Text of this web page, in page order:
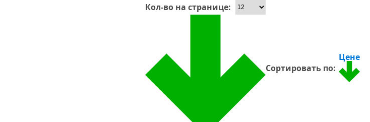
Кол-во на странице:
Сортировать по:
Цене